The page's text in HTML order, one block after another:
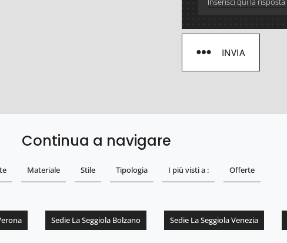
INVIA
Continua a navigare
Materiale Stile Tipologia I più visti a : Offerte
Sedie La Seggiola Bolzano Sedie La Seggiola Venezia